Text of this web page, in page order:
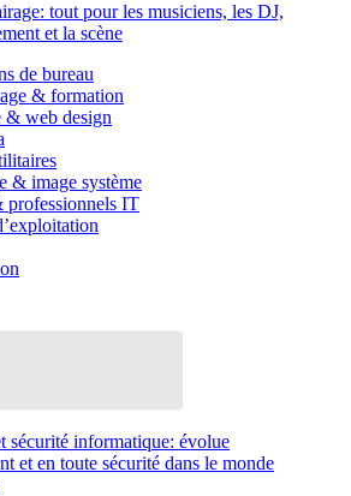
tout pour les musiciens, les DJ,
et la scène
de bureau
& formation
& web design
& image système
professionnels IT
sécurité informatique: évolue
et en toute sécurité dans le monde